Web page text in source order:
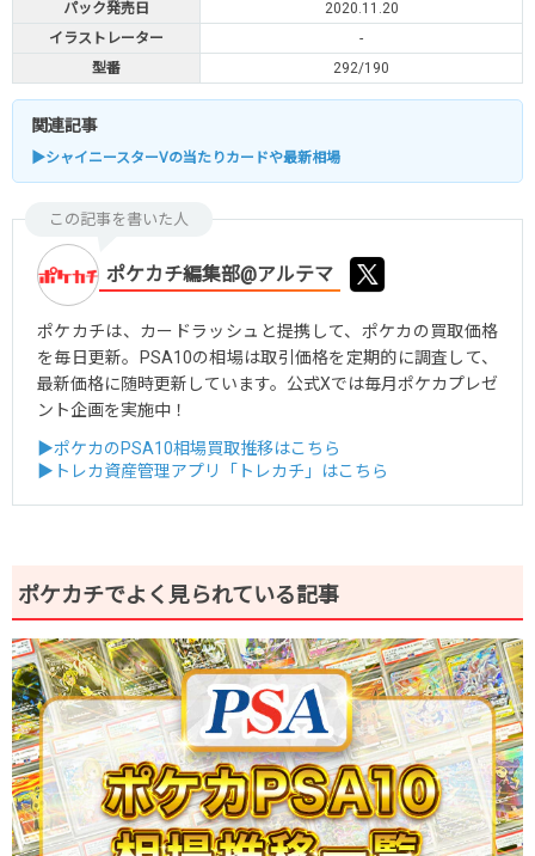
パック発売日
2020.11.20
イラストレーター
-
型番
292/190
関連記事
▶シャイニースターVの当たりカードや最新相場
この記事を書いた人
ポケカチ編集部@アルテマ
ポケカチは、カードラッシュと提携して、ポケカの買取価格
を毎日更新。PSA10の相場は取引価格を定期的に調査して、
最新価格に随時更新しています。公式Xでは毎月ポケカプレゼ
ント企画を実施中！
▶ポケカのPSA10相場買取推移はこちら
▶トレカ資産管理アプリ「トレカチ」はこちら
ポケカチでよく見られている記事